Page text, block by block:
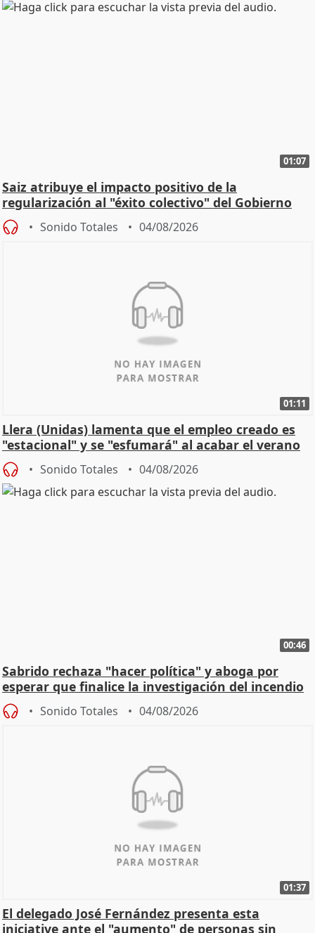
01:07
Saiz atribuye el impacto positivo de la
regularización al "éxito colectivo" del Gobierno
Sonido Totales 04/08/2026
01:11
Llera (Unidas) lamenta que el empleo creado es
"estacional" y se "esfumará" al acabar el verano
Sonido Totales 04/08/2026
00:46
Sabrido rechaza "hacer política" y aboga por
esperar que finalice la investigación del incendio
Sonido Totales 04/08/2026
01:37
El delegado José Fernández presenta esta
iniciative ante el "aumento" de personas sin